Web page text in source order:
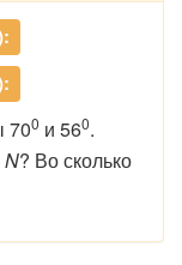
700 и 560.
N? Во сколько